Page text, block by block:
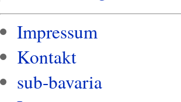
Impressum
Kontakt
sub-bavaria